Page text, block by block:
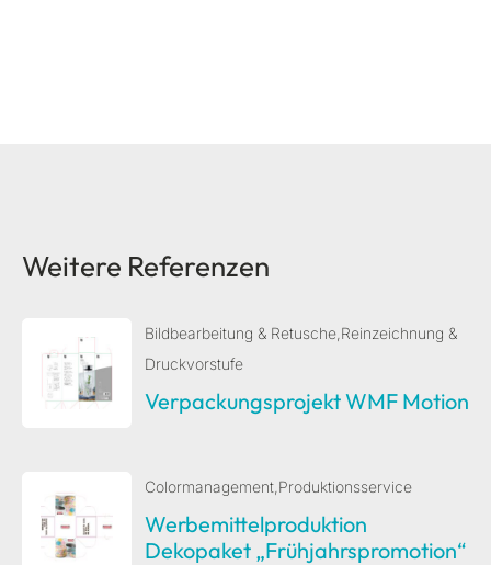
Weitere Referenzen
Bildbearbeitung & Retusche Reinzeichnung &
Druckvorstufe
Verpackungsprojekt WMF Motion
Colormanagement Produktionsservice
Werbemittelproduktion
Dekopaket „Frühjahrspromotion“